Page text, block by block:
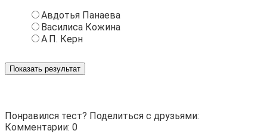
Авдотья Панаева
Василиса Кожина
А.П. Керн
Показать результат
Понравился тест? Поделиться с друзьями:
Комментарии: 0